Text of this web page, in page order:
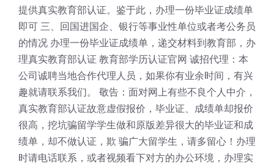
提供真实教育部认证。鉴于此，办理一份毕业证成绩单
即可 三、回国进国企、银行等事业性单位或者考公务员
的情况 办理一份毕业证成绩单，递交材料到教育部，办
理真实教育部认证 教育部学历认证官网 诚招代理：本
公司诚聘当地合作代理人员，如果你有业余时间，有兴
趣就请联系我们。 敬告：面对网上有些不良个人中介，
真实教育部认证故意虚假报价，毕业证、成绩单却报价
很高，挖坑骗留学学生做和原版差异很大的毕业证和成
绩单，却不做认证，欺 骗广大留学生，请多留心！办理
时请电话联系，或者视频看下对方的办公环境，办理实